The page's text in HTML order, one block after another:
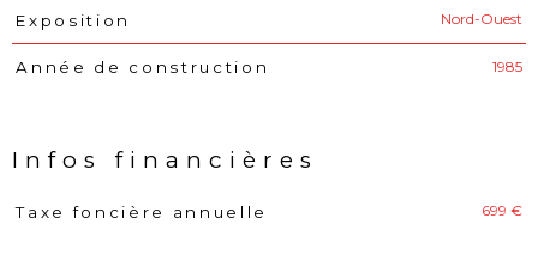
Exposition Nord-Ouest
Année de construction 1985
Infos financières
Caractéristiques Valeurs
Taxe foncière annuelle 699 €